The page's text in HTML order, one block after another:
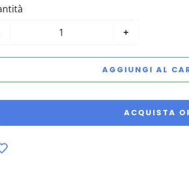
+
AGGIUNGI AL
ACQUISTA